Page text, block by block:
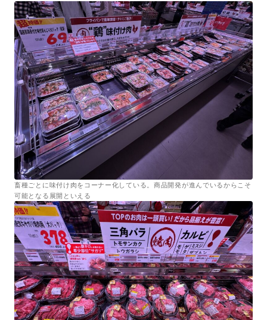
畜種ごとに味付け肉をコーナー化している。商品開発が進んでいるからこそ
可能となる展開といえる